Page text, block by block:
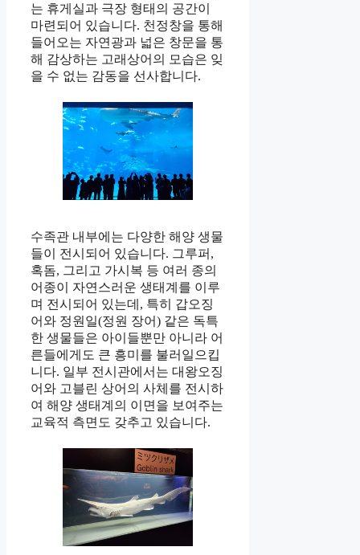
는 휴게실과 극장 형태의 공간이
마련되어 있습니다. 천정창을 통해
들어오는 자연광과 넓은 창문을 통
해 감상하는 고래상어의 모습은 잊
을 수 없는 감동을 선사합니다.
수족관 내부에는 다양한 해양 생물
들이 전시되어 있습니다. 그루퍼,
혹돔, 그리고 가시복 등 여러 종의
어종이 자연스러운 생태계를 이루
며 전시되어 있는데, 특히 갑오징
어와 정원일(정원 장어) 같은 독특
한 생물들은 아이들뿐만 아니라 어
른들에게도 큰 흥미를 불러일으킵
니다. 일부 전시관에서는 대왕오징
어와 고블린 상어의 사체를 전시하
여 해양 생태계의 이면을 보여주는
교육적 측면도 갖추고 있습니다.